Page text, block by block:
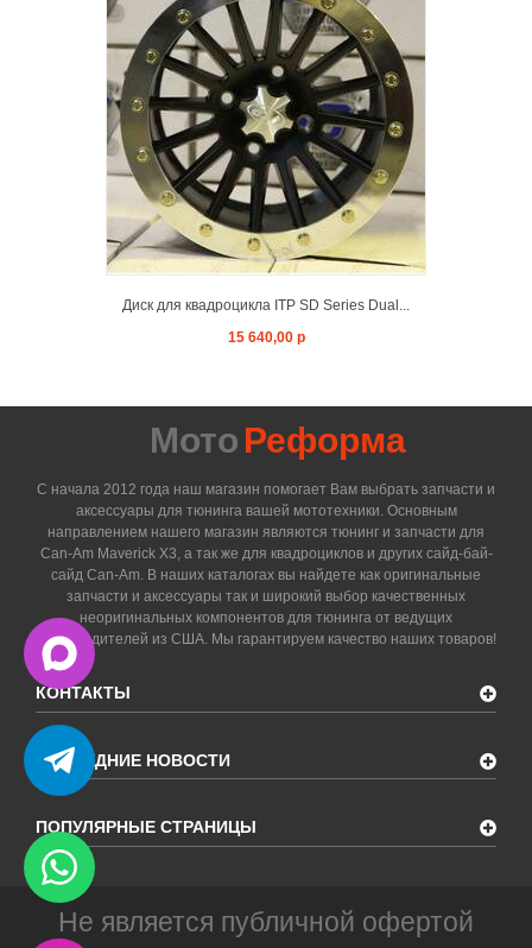
Диск для квадроцикла ITP SD Series Dual...
15 640,00 р
Мото Реформа
С начала 2012 года наш магазин помогает Вам выбрать запчасти и
аксессуары для тюнинга вашей мототехники. Основным
направлением нашего магазин являются тюнинг и запчасти для
Can-Am Maverick X3, а так же для квадроциклов и других сайд-бай-
сайд Can-Am. В наших каталогах вы найдете как оригинальные
запчасти и аксессуары так и широкий выбор качественных
неоригинальных компонентов для тюнинга от ведущих
производителей из США. Мы гарантируем качество наших товаров!
КОНТАКТЫ
ПОСЛЕДНИЕ НОВОСТИ
ПОПУЛЯРНЫЕ СТРАНИЦЫ
Не является публичной офертой